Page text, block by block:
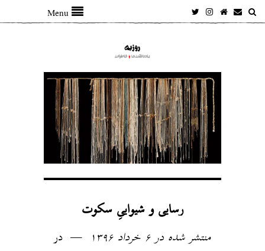
رسایی و شیواییِ سکوت
منتشر شده در ۶ خرداد ۱۳۹۶
در